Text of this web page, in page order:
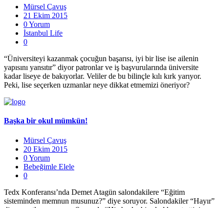
Mürsel Çavuş
21 Ekim 2015
0 Yorum
İstanbul Life
0
“Üniversiteyi kazanmak çocuğun başarısı, iyi bir lise ise ailenin
yapısını yansıtır” diyor patronlar ve iş başvurularında üniversite
kadar liseye de bakıyorlar. Veliler de bu bilinçle kılı kırk yarıyor.
Peki, lise seçerken uzmanlar neye dikkat etmemizi öneriyor?
Başka bir okul mümkün!
Mürsel Çavuş
20 Ekim 2015
0 Yorum
Bebeğimle Elele
0
Tedx Konferansı’nda Demet Atagün salondakilere “Eğitim
sisteminden memnun musunuz?” diye soruyor. Salondakiler “Hayır”